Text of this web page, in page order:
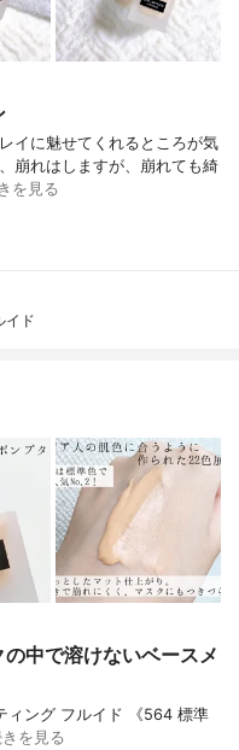
イに魅せてくれるところが気
崩れはしますが、崩れても綺
を見る
イド
中で溶けないベースメ
ィング フルイド 《564 標準
を見る